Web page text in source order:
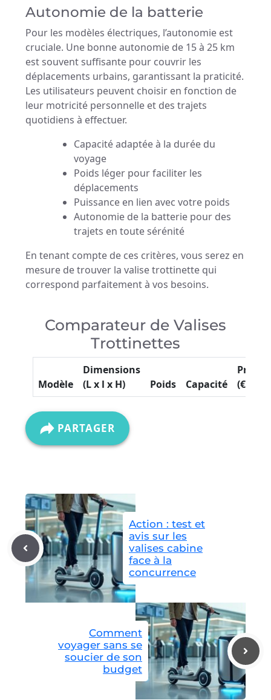
Autonomie de la batterie
Pour les modèles électriques, l’autonomie est
cruciale. Une bonne autonomie de 15 à 25 km
est souvent suffisante pour couvrir les
déplacements urbains, garantissant la praticité.
Les utilisateurs peuvent choisir en fonction de
leur motricité personnelle et des trajets
quotidiens à effectuer.
Capacité adaptée à la durée du
voyage
Poids léger pour faciliter les
déplacements
Puissance en lien avec votre poids
Autonomie de la batterie pour des
trajets en toute sérénité
En tenant compte de ces critères, vous serez en
mesure de trouver la valise trottinette qui
correspond parfaitement à vos besoins.
Comparateur de Valises
Trottinettes
Modèle
Dimensions
(L x l x H)
Poids Capacité
Prix
(€)
PARTAGER
Action : test et
avis sur les
valises cabine
face à la
concurrence
Comment
voyager sans se
soucier de son
budget